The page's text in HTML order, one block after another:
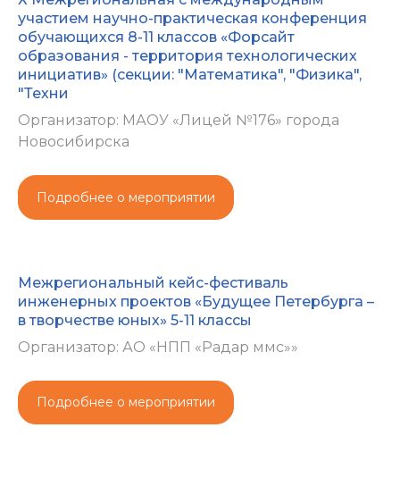
участием научно-практическая конференция
обучающихся 8-11 классов «Форсайт
образования - территория технологических
инициатив» (секции: "Математика", "Физика",
"Техни
Организатор: МАОУ «Лицей №176» города
Новосибирска
Подробнее о мероприятии
Межрегиональный кейс-фестиваль
инженерных проектов «Будущее Петербурга –
в творчестве юных» 5-11 классы
Организатор: АО «НПП «Радар ммс»»
Подробнее о мероприятии